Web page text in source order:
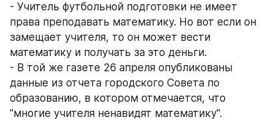
- Учитель футбольной подготовки не имеет
права преподавать математику. Но вот если он
замещает учителя, то он может вести
математику и получать за это деньги.
- В той же газете 26 апреля опубликованы
данные из отчета городского Совета по
образованию, в котором отмечается, что
"многие учителя ненавидят математику".